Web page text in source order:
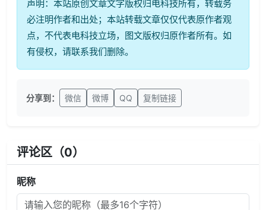
声明：本站原创文章文字版权归电科技所有，转载务
必注明作者和出处；本站转载文章仅仅代表原作者观
点，不代表电科技立场，图文版权归原作者所有。如
有侵权，请联系我们删除。
分享到： 微信 微博 QQ 复制链接
评论区（0）
昵称